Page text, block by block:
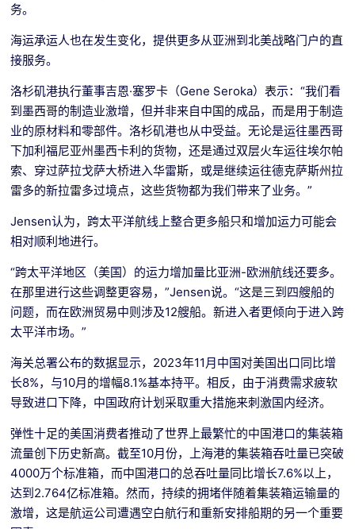
务。
海运承运人也在发生变化，提供更多从亚洲到北美战略门户的直
接服务。
洛杉矶港执行董事吉恩·塞罗卡（Gene Seroka）表示：“我们看
到墨西哥的制造业激增，但并非来自中国的成品，而是用于制造
业的原材料和零部件。洛杉矶港也从中受益。无论是运往墨西哥
下加利福尼亚州墨西卡利的货物，还是通过双层火车运往埃尔帕
索、穿过萨拉戈萨大桥进入华雷斯，或是继续运往德克萨斯州拉
雷多的新拉雷多过境点，这些货物都为我们带来了业务。”
Jensen认为，跨太平洋航线上整合更多船只和增加运力可能会
相对顺利地进行。
“跨太平洋地区（美国）的运力增加量比亚洲-欧洲航线还要多。
在那里进行这些调整更容易，”Jensen说。“这是三到四艘船的
问题，而在欧洲贸易中则涉及12艘船。新进入者更倾向于进入跨
太平洋市场。”
海关总署公布的数据显示，2023年11月中国对美国出口同比增
长8%，与10月的增幅8.1%基本持平。相反，由于消费需求疲软
导致进口下降，中国政府计划采取重大措施来刺激国内经济。
弹性十足的美国消费者推动了世界上最繁忙的中国港口的集装箱
流量创下历史新高。截至10月份，上海港的集装箱吞吐量已突破
4000万个标准箱，而中国港口的总吞吐量同比增长7.6%以上，
达到2.764亿标准箱。然而，持续的拥堵伴随着集装箱运输量的
激增，这是航运公司遭遇空白航行和重新安排船期的另一个重要